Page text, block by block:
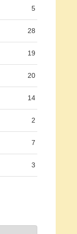
5
28
19
20
14
2
7
3